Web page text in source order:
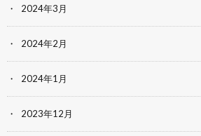
2024年3月
2024年2月
2024年1月
2023年12月